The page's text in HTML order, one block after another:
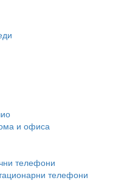
и офиса
телефони
телефони